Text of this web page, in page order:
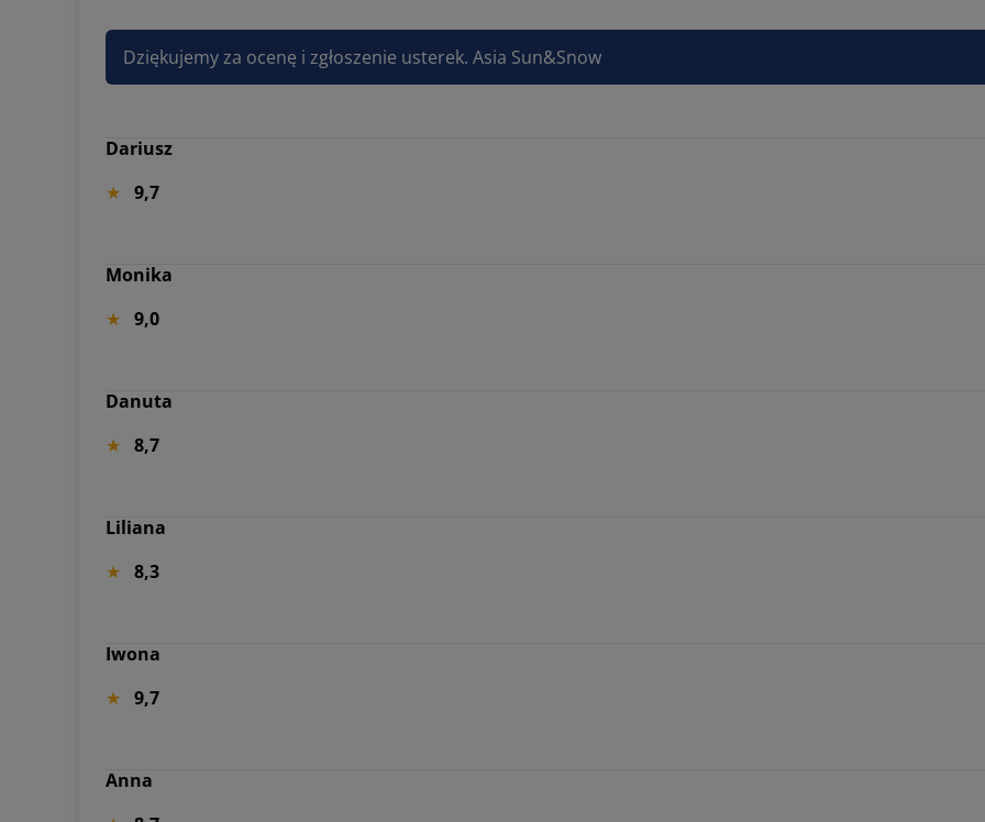
Dziękujemy za ocenę i zgłoszenie usterek. Asia Sun&Snow
Dariusz
9,7
Monika
9,0
Danuta
8,7
Liliana
8,3
Iwona
9,7
Anna